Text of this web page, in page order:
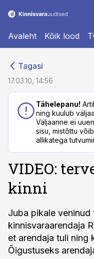
Avaleht Kõik lood
Tagasi
17.03.10, 14:56
Tähelepanu!
ning kuulub
Väljaanne ei
sisu, mistõttu
allikatega
VIDEO:
kinni
Juba pikale veninud
kinnisvaraarendaja
et arendaja tuli ning
Õigustuseks